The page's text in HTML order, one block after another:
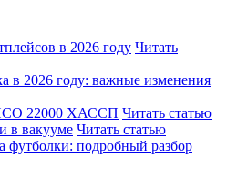
в 2026 году Читать
в 2026 году: важные изменения
ИСО 22000 ХАССП Читать статью
в вакууме Читать статью
футболки: подробный разбор